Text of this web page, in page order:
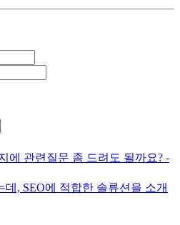
에 관련질문 좀 드려도 될까요? -
, SEO에 적합한 솔류션을 소개